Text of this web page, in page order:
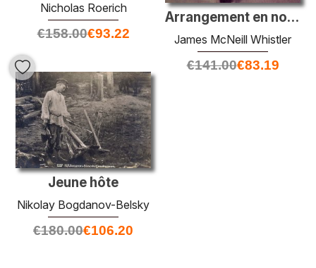
Arrangement en noir: portrait de F.R. Leyland
James McNeill Whistler
€141.00€83.19
Nicholas Roerich
€158.00€93.22
Jeune hôte
Nikolay Bogdanov-Belsky
€180.00€106.20